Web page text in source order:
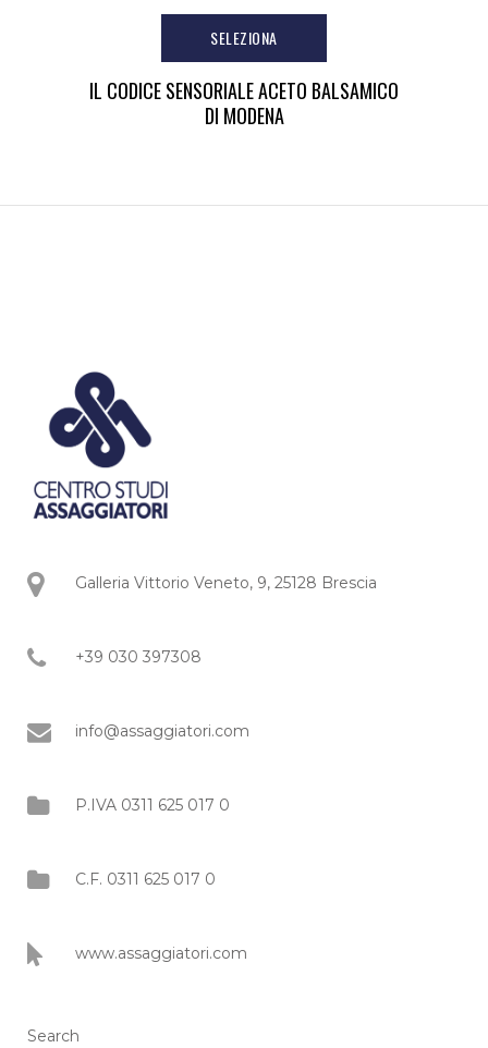
SELEZIONA
IL CODICE SENSORIALE ACETO BALSAMICO
DI MODENA
Galleria Vittorio Veneto, 9, 25128 Brescia
+39 030 397308
info@assaggiatori.com
P.IVA 0311 625 017 0
C.F. 0311 625 017 0
www.assaggiatori.com
Search